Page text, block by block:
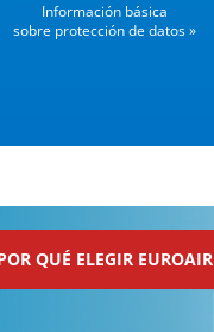
Información básica
sobre protección de datos »
QUÉ ELEGIR EUROAIR